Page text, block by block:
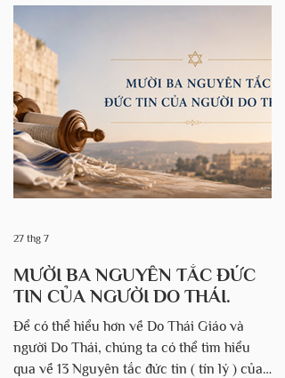
(Elul) năm 1566 TCN, Đan (Dan), con trai
của Gia-cốp và Bi-la (Bilhah), được sinh ra
tại Ha-ran (Haran), vùng đất thuộc miền
bắc Lưỡng Hà. Đan là người con trai thứ
năm của Gia-cốp và sau này trở thành tổ
phụ của chi phái Đan, một trong mười hai
chi phái của dân Y-sơ-ra-ên. Theo sách
Yalk
MƯỜI BA NGUYÊN TẮC ĐỨC
TIN CỦA NGƯỜI DO THÁI.
Để có thể hiểu hơn về Do Thái Giáo và
người Do Thái, chúng ta có thể tìm hiểu
qua về 13 Nguyên tắc đức tin ( tín lý ) của
27 thg 7